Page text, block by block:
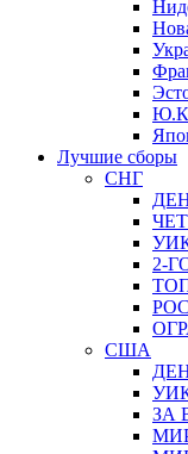
Лучшие сборы
СНГ
2-
США
ЗА